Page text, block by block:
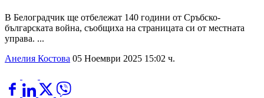
В Белоградчик ще отбележат 140 години от Сръбско-
българската война, съобщиха на страницата си от местната
управа. ...
Анелия Костова 05 Ноември 2025 15:02 ч.